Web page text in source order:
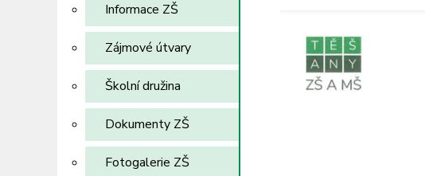
Informace ZŠ
Zájmové útvary
Školní družina
Dokumenty ZŠ
Fotogalerie ZŠ